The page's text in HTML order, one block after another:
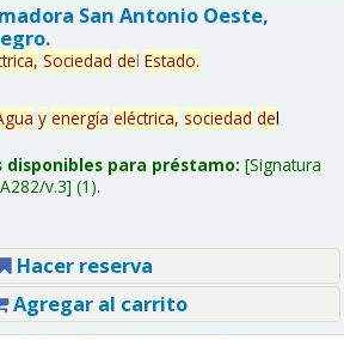
San Antonio Oeste,
Sociedad del Estado.
y energía eléctrica, sociedad del
disponibles para préstamo: Signatura
v.3 (1).
Hacer reserva
Agregar al carrito